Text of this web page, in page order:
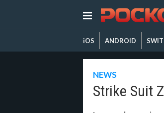
iOS ANDROID
NEWS
Strike Suit